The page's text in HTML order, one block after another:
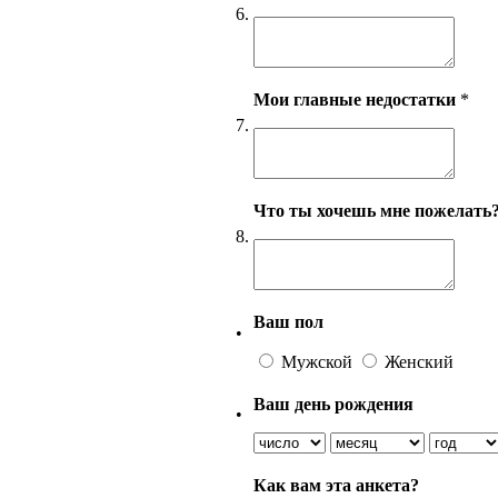
6.
7.
Мои главные недостатки *
8.
Что ты хочешь мне
•
Ваш пол
Мужской Женский
•
Ваш день рождения
Как вам эта анкета?